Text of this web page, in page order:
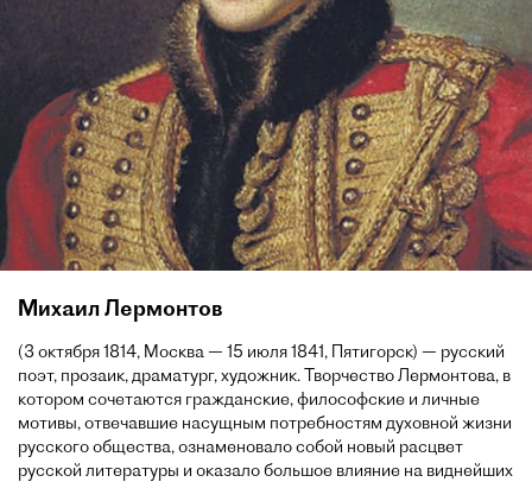
Михаил Лермонтов
(3 октября 1814, Москва — 15 июля 1841, Пятигорск) — русский
поэт, прозаик, драматург, художник. Творчество Лермонтова, в
котором сочетаются гражданские, философские и личные
мотивы, отвечавшие насущным потребностям духовной жизни
русского общества, ознаменовало собой новый расцвет
русской литературы и оказало большое влияние на виднейших